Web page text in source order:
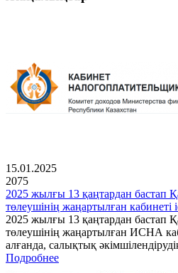
15.01.2025
2075
2025 жылғы 13 қаңтардан бастап
төлеушінің жаңартылған кабинеті
2025 жылғы 13 қаңтардан бастап
төлеушінің жаңартылған ИСНА
алғанда, салықтық
Подробнее